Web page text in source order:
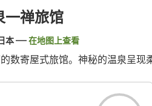
一禅旅馆
本 在地图上查看
数寄屋式旅馆。神秘的温泉呈现